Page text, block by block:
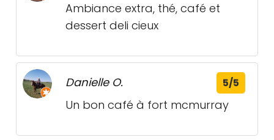
Ambiance extra, thé, café et
dessert deli cieux
Danielle O. 5/5
Un bon café à fort mcmurray